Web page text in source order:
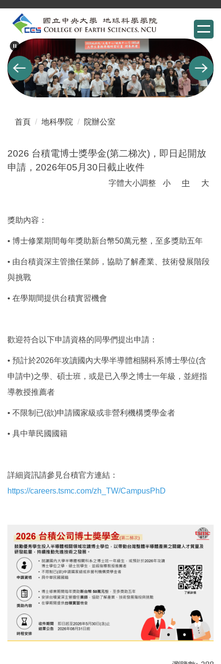
主
要
內
容
區
首頁 地科學院 院辦公室
2026 台積電博士獎學金(第二梯次)，即日起開放
申請，2026年05月30日截止收件
字體大小調整 小 中 大
獎助內容：
• 博士修業期間每年獎助新台幣50萬元整，至多獎助五年
• 由台積資深主管擔任業師，協助了解產業、技術發展階段
與挑戰
• 在學期間提供台積實習機會
歡迎符合以下申請資格的同學們提出申請：
• 預計於2026年攻讀國內大學半導體相關科系博士學位(含
申請中)之學、碩士班，或是已入學之博士一年級，並經指
導教授推薦者
• 不限制已(欲)申請國家級或非營利機構獎學金者
• 具中華民國國籍
詳細資訊請參見台積官方連結：
https://careers.tsmc.com/zh_TW/CampusPhD